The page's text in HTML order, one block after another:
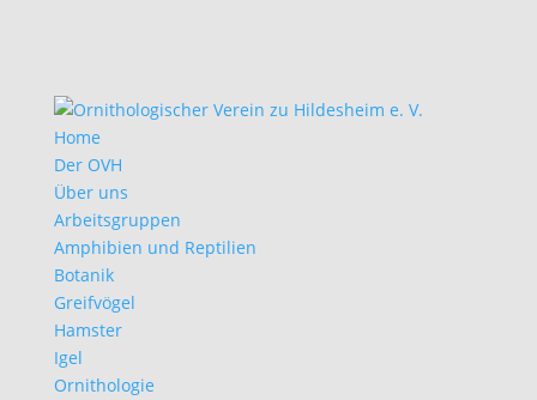
Home
Der OVH
Über uns
Arbeitsgruppen
Amphibien und Reptilien
Botanik
Greifvögel
Hamster
Igel
Ornithologie